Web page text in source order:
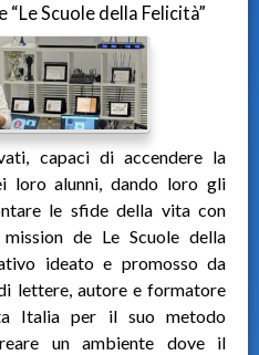
Scuole della Felicità”
capaci di accendere la
loro alunni, dando loro gli
le sfide della vita con
de Le Scuole della
ideato e promosso da
lettere, autore e formatore
Italia per il suo metodo
un ambiente dove il